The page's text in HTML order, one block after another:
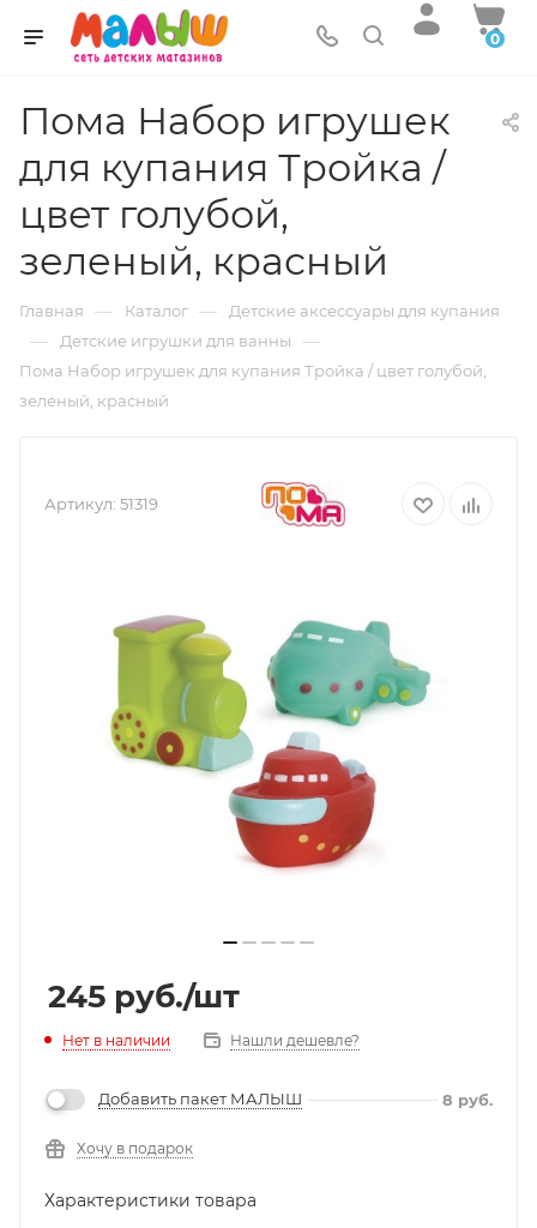
0
Пома Набор игрушек
для купания Тройка /
цвет голубой,
зеленый, красный
Главная — Каталог — Детские аксессуары для купания
— Детские игрушки для ванны —
Пома Набор игрушек для купания Тройка / цвет голубой,
зеленый, красный
Артикул: 51319
245 руб./шт
Нет в наличии Нашли дешевле?
Добавить пакет МАЛЫШ 8 руб.
Хочу в подарок
Характеристики товара